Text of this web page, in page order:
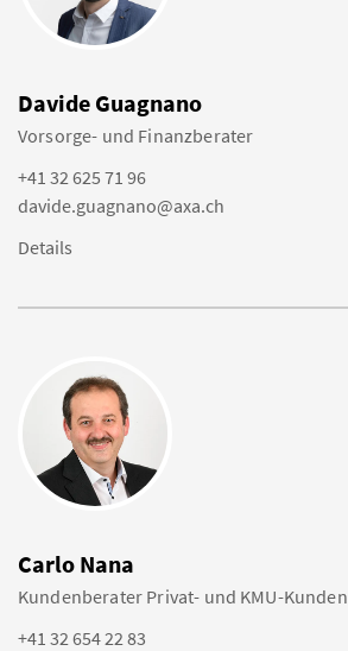
Davide Guagnano
Vorsorge- und Finanzberater
+41 32 625 71 96
davide.guagnano@axa.ch
Details
Carlo Nana
Kundenberater Privat- und KMU-Kunden
+41 32 654 22 83